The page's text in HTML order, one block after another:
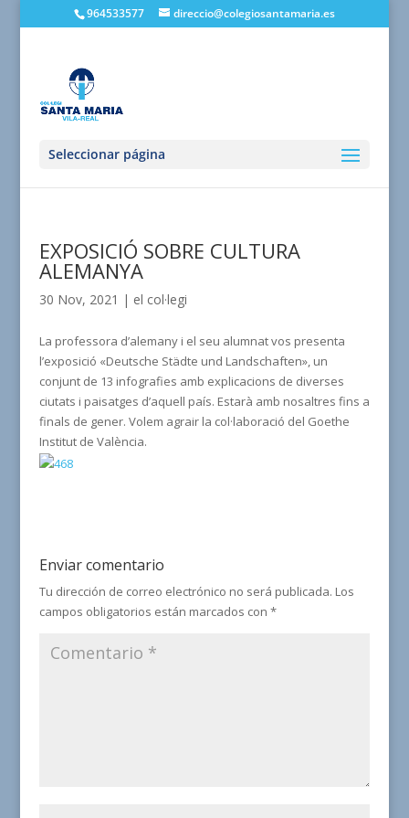
964533577 direccio@colegiosantamaria.es
Seleccionar página
EXPOSICIÓ SOBRE CULTURA
ALEMANYA
30 Nov, 2021 | el col·legi
La professora d’alemany i el seu alumnat vos presenta
l’exposició «Deutsche Städte und Landschaften», un
conjunt de 13 infografies amb explicacions de diverses
ciutats i paisatges d’aquell país. Estarà amb nosaltres fins a
finals de gener. Volem agrair la col·laboració del Goethe
Institut de València.
Enviar comentario
Tu dirección de correo electrónico no será publicada. Los
campos obligatorios están marcados con *